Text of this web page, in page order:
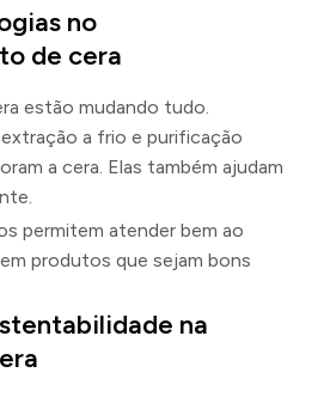
no
de cera
estão mudando tudo.
a frio e purificação
a cera. Elas também ajudam
permitem atender bem ao
produtos que sejam bons
na